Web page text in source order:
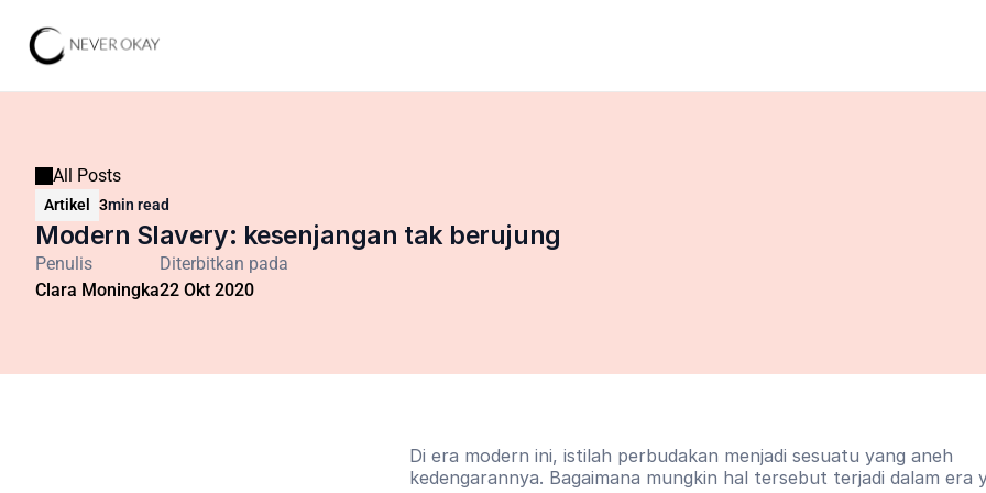
All Posts
Artikel 3min read
Modern Slavery: kesenjangan tak berujung
Penulis
Clara Moningka
Diterbitkan pada
22 Okt 2020
Di era modern ini, istilah perbudakan menjadi sesuatu yang aneh
kedengarannya. Bagaimana mungkin hal tersebut terjadi dalam era